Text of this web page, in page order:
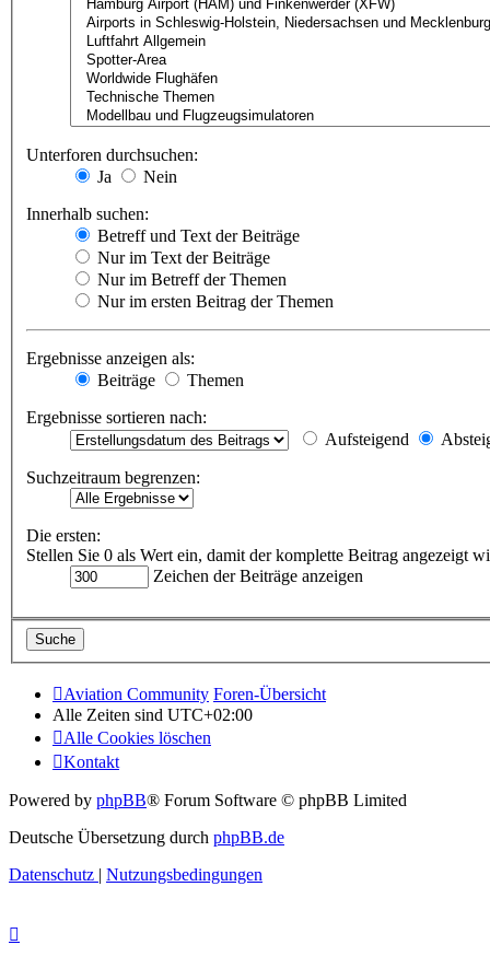
Unterforen durchsuchen:
Ja
Nein
Innerhalb suchen:
Betreff und Text der Beiträge
Nur im Text der Beiträge
Nur im Betreff der Themen
Nur im ersten Beitrag der Themen
Ergebnisse anzeigen als:
Beiträge
Themen
Ergebnisse sortieren nach:
Aufsteigend
Suchzeitraum begrenzen:
Die ersten:
Stellen Sie 0 als Wert ein, damit der komplette Beitrag angezeigt
Zeichen der Beiträge anzeigen
Aviation Community Foren-Übersicht
Alle Zeiten sind UTC+02:00
Alle Cookies löschen
Kontakt
Powered by phpBB® Forum Software © phpBB Limited
Deutsche Übersetzung durch phpBB.de
Datenschutz | Nutzungsbedingungen